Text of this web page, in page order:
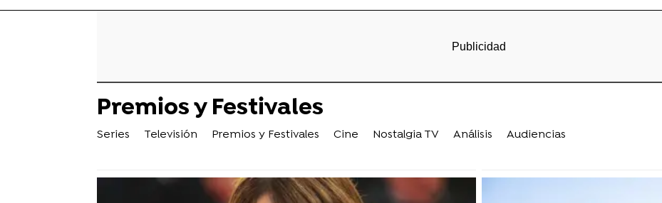
Premios y Festivales
Series Televisión Premios y Festivales Cine Nostalgia TV Análisis Audiencias